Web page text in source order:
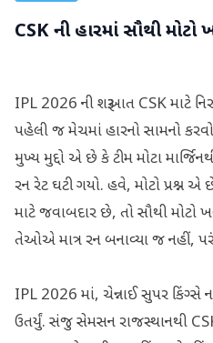
CSK ની હારમાં સૌથી
IPL 2026 ની શરૂઆત CSK માટે
પહેલી જ મેચમાં હારનો સામનો
મુખ્ય મુદ્દો એ છે કે ટીમ મોટા
રન રેટ ઘટી ગયો. હવે, મોટો
માટે જવાબદાર છે, તો સૌથી મોટો
તેઓએ માત્ર રન બનાવ્યા જ નહીં,
IPL 2026 માં, ચેન્નાઈ સુપર કિંગ્સે
ઉતર્યું. સંજુ સેમસન રાજસ્થાનથી